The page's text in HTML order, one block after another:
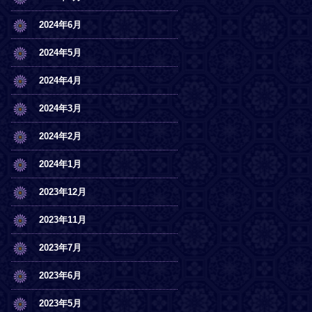
2024年6月
2024年5月
2024年4月
2024年3月
2024年2月
2024年1月
2023年12月
2023年11月
2023年7月
2023年6月
2023年5月